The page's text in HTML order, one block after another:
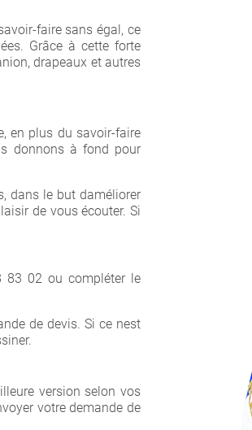
faire sans égal, ce
Grâce à cette forte
drapeaux et autres
en plus du savoir-faire
donnons à fond pour
dans le but daméliorer
de vous écouter. Si
83 02 ou compléter le
de devis. Si ce nest
version selon vos
votre demande de